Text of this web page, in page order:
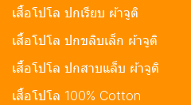
เสื้อโปโล ปกเรียบ ผ้าจูติ
เสื้อโปโล ปกขลิบเล็ก ผ้าจูติ
เสื้อโปโล ปกสาบแล็บ ผ้าจูติ
เสื้อโปโล 100% Cotton